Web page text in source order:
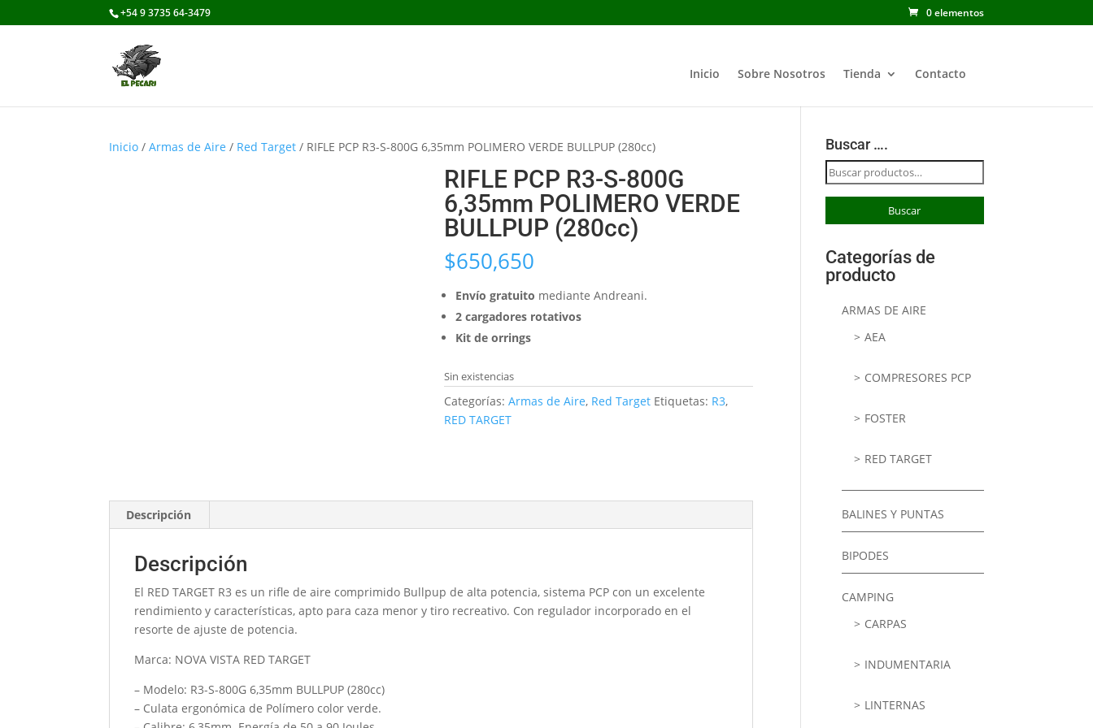
+54 9 3735 64-3479 0 elementos
Inicio Sobre Nosotros Tienda Contacto
Inicio /Armas de Aire / Red Target / RIFLE PCP R3-S-800G 6,35mm POLIMERO VERDE BULLPUP (280cc)
RIFLE PCP R3-S-800G
6,35mm POLIMERO VERDE
BULLPUP (280cc)
$650,650
Envío gratuito mediante Andreani.
2 cargadores rotativos
Kit de orrings
Sin existencias
Categorías:Armas de Aire, Red Target Etiquetas: R3,
RED TARGET
Descripción
Descripción
El RED TARGET R3 es un rifle de aire comprimido Bullpup de alta potencia, sistema PCP con un excelente
rendimiento y características, apto para caza menor y tiro recreativo. Con regulador incorporado en el
resorte de ajuste de potencia.
Marca: NOVA VISTA RED TARGET
– Modelo: R3-S-800G 6,35mm BULLPUP (280cc)
– Culata ergonómica de Polímero color verde.
Buscar ….
Buscar
por:
Buscar
Categorías de
producto
ARMAS DE AIRE
AEA
COMPRESORES PCP
FOSTER
RED TARGET
BALINES Y PUNTAS
BIPODES
CAMPING
CARPAS
INDUMENTARIA
LINTERNAS